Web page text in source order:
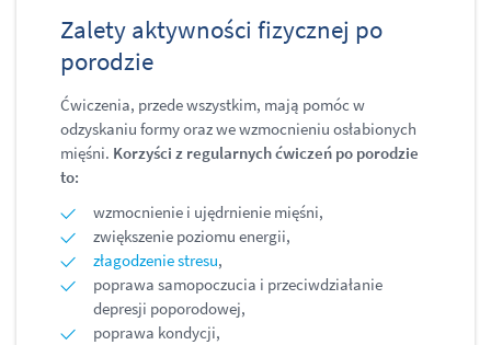
Zalety aktywności fizycznej po
porodzie
Ćwiczenia, przede wszystkim, mają pomóc w
odzyskaniu formy oraz we wzmocnieniu osłabionych
mięśni. Korzyści z regularnych ćwiczeń po porodzie
to:
wzmocnienie i ujędrnienie mięśni,
zwiększenie poziomu energii,
złagodzenie stresu,
poprawa samopoczucia i przeciwdziałanie
depresji poporodowej,
poprawa kondycji,